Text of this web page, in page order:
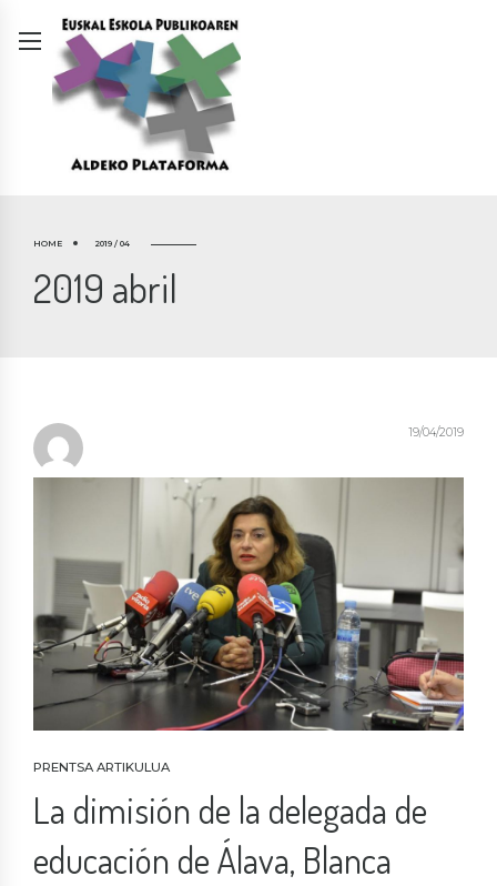
HOME 2019 / 04
2019 abril
19/04/2019
PRENTSA ARTIKULUA
La dimisión de la delegada de
educación de Álava, Blanca